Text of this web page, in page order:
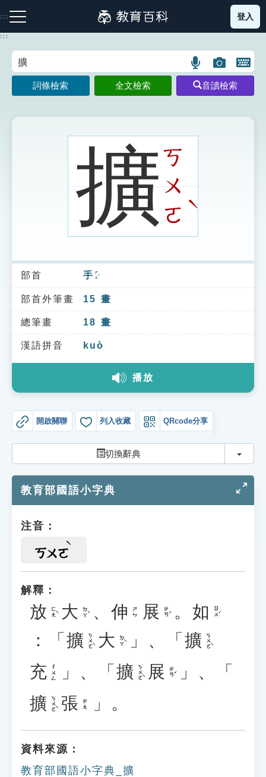
到
主
:::
注音索引圖示 筆畫索引圖示 部首索引表圖示
索引選單
知識索引
單字索引
生命大百科索引
教學應用
貓頭鷹博士
登入
:::
語
言
搜
示
圖
片
搜
開
鍵
圖
詞條檢索 全文檢索 音讀檢索
擴ㄎ
ㄨ
ㄛ
ˋ
部首 手 ㄕㄡˇ
部首外筆畫 15 畫
總筆畫 18 畫
漢語拼音 kuò
播放
開啟關聯 列入收藏 QRcode分享
切換辭典 切換
教育部國語小字典
注音：
ㄎㄨㄛ
解釋：
放 ㄈㄤˋ 大 ㄉㄚˋ 、 伸 ㄕㄣ 展 ㄓㄢˇ 。 如 ㄖㄨˊ
：「 擴 ㄎㄨㄛˋ 大 ㄉㄚˋ 」、「 擴 ㄎㄨㄛˋ
充 ㄔㄨㄥ 」、「 擴 ㄎㄨㄛˋ 展 ㄓㄢˇ
」、「
擴 ㄎㄨㄛˋ 張 ㄓㄤ 」。
資料來源：
教育部國語小字典_擴